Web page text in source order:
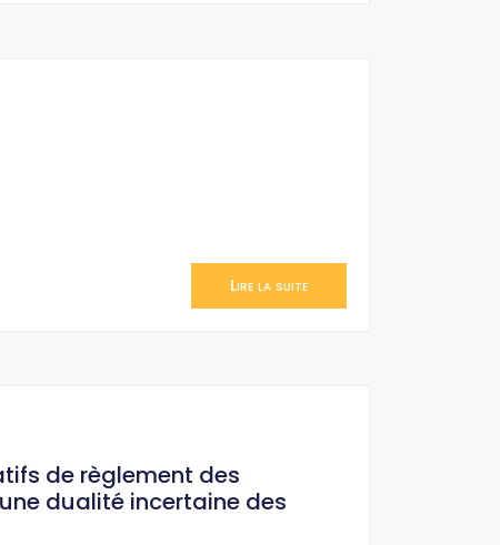
Lire la suite
de règlement des
dualité incertaine des